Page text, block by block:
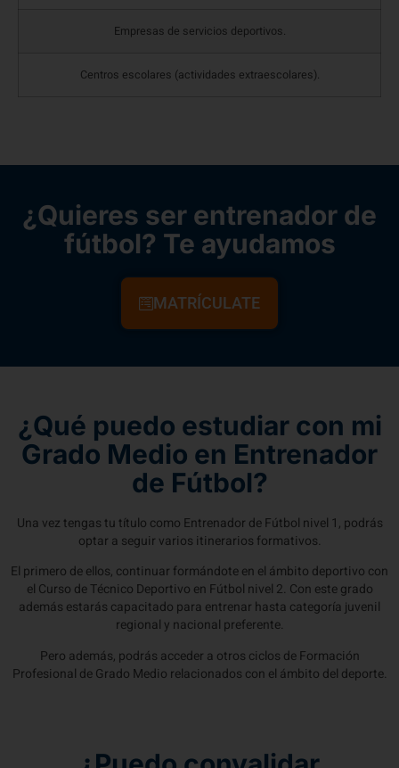
Empresas de servicios deportivos.
Centros escolares (actividades extraescolares).
¿Quieres ser entrenador de
fútbol? Te ayudamos
MATRÍCULATE
¿Qué puedo estudiar con mi
Grado Medio en Entrenador
de Fútbol?
Una vez tengas tu título como Entrenador de Fútbol nivel 1, podrás
optar a seguir varios itinerarios formativos.
El primero de ellos, continuar formándote en el ámbito deportivo con
el Curso de Técnico Deportivo en Fútbol nivel 2. Con este grado
además estarás capacitado para entrenar hasta categoría juvenil
regional y nacional preferente.
Pero además, podrás acceder a otros ciclos de Formación
Profesional de Grado Medio relacionados con el ámbito del deporte.